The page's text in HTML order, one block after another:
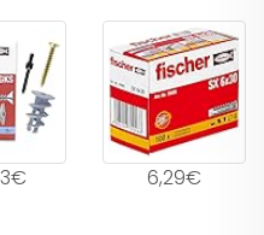
6,29€